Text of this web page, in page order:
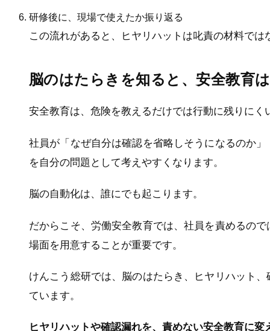
研修後に、現場で使えたか振り返る
この流れがあると、ヒヤリハットは叱責の材料で
脳のはたらきを知ると、安全教育
安全教育は、危険を教えるだけでは行動に残りにく
社員が「なぜ自分は確認を省略しそうになるのか
を自分の問題として考えやすくなります。
脳の自動化は、誰にでも起こります。
だからこそ、労働安全教育では、社員を責めるの
場面を用意することが重要です。
けんこう総研では、脳のはたらき、ヒヤリハット
ています。
ヒヤリハットや確認漏れを、責めない安全教育に変